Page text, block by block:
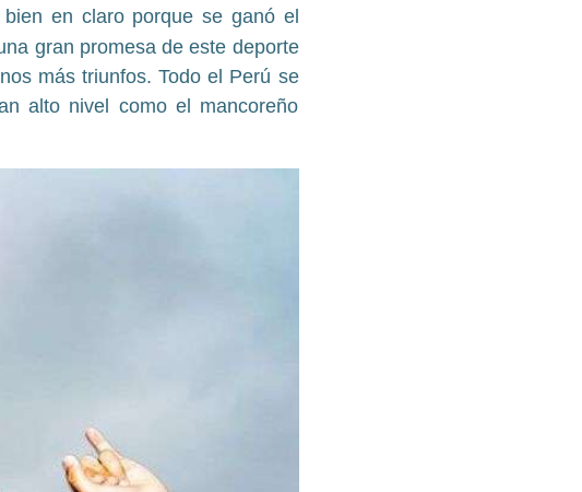
en claro porque se ganó el
gran promesa de este deporte
más triunfos. Todo el Perú se
alto nivel como el mancoreño